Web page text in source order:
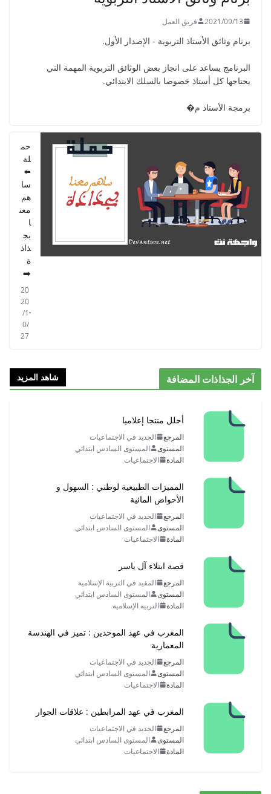
2021/09/13 فريق العمل
برنام وثائق الأستاذ التربوية - الإصدار الأول.
البرنامج يساعد على انجاز بعض الوثائق التربوية المهمة التي
يحتاجها كل أستاذ خصوصا بالسلك الابتدائي.
برمجة الأستاذ م�
حم
لة
⬅️
سا
هم
معن
ا
بج
ذاذ
ة
➡️
20
20
/1
0/
27
آخر الجذاذات المضافة شاهد المزيد
أحلل منتجا إعلاميا
المرجع
الجديد في الاجتماعيات
المستوى
المستوى السادس ابتدائي
المادة
الاجتماعيات
المميزات الطبيعية لوطني : السهول و
الأحواض المائية
المرجع
الجديد في الاجتماعيات
المستوى
المستوى السادس ابتدائي
المادة
الاجتماعيات
قصة ابتلاء آل ياسر
المرجع
المفيد في التربية الإسلامية
المستوى
المستوى السادس ابتدائي
المادة
التربية الإسلامية
المغرب في عهد الموحدين : تميز في الهندسة
المعمارية
المرجع
الجديد في الاجتماعيات
المستوى
المستوى السادس ابتدائي
المادة
الاجتماعيات
المغرب في عهد المرابطين : علاقات الجوار
المرجع
الجديد في الاجتماعيات
المستوى
المستوى السادس ابتدائي
المادة
الاجتماعيات